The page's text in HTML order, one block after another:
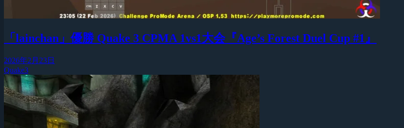
「lainchan」優勝 Quake 3 CPMA 1vs1大会『Age’s Forest Duel Cup #1』
2026年2月23日
Quake3